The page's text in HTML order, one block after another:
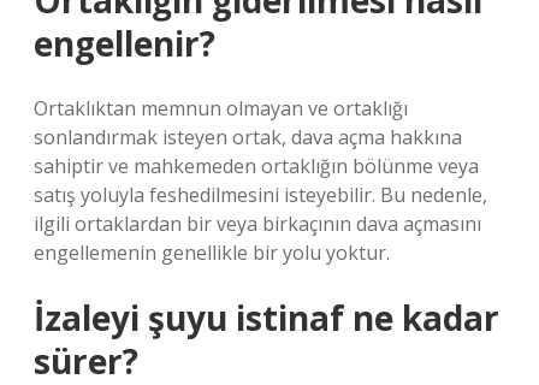
engellenir?
Ortaklıktan memnun olmayan ve ortaklığı
sonlandırmak isteyen ortak, dava açma hakkına
sahiptir ve mahkemeden ortaklığın bölünme veya
satış yoluyla feshedilmesini isteyebilir. Bu nedenle,
ilgili ortaklardan bir veya birkaçının dava açmasını
engellemenin genellikle bir yolu yoktur.
İzaleyi şuyu istinaf ne kadar
sürer?